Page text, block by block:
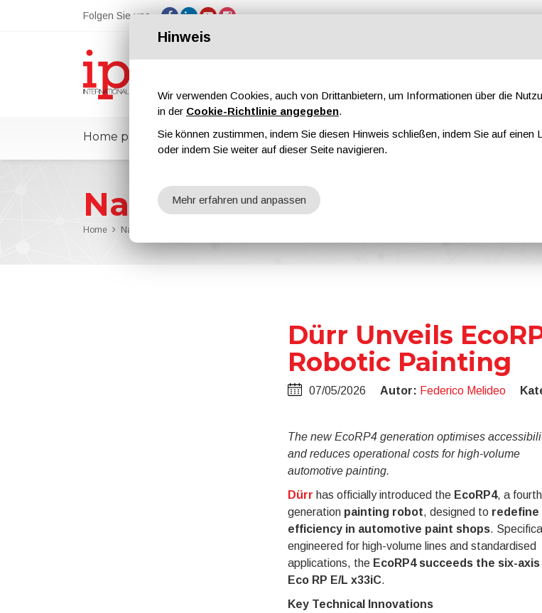
Folgen Sie uns
Home page ipcmPedia Nachrichten Messen Magazine
Nachrichten
Home Nachrichten
Dürr Unveils
Robotic Painting
07/05/2026 Autor: Federico Melideo
The new EcoRP4 generation optimises
and reduces operational costs for high-volume
automotive painting.
Dürr has officially introduced the EcoRP4, a
generation painting robot, designed to redefine
efficiency in automotive paint shops.
engineered for high-volume lines and standardised
applications, the EcoRP4 succeeds the six-axis
Eco RP E/L x33iC.
Key Technical Innovations
Hinweis
Wir verwenden Cookies, auch von Drittanbietern, um Informationen über die
in der Cookie-Richtlinie angegeben.
Sie können zustimmen, indem Sie diesen Hinweis schließen, indem Sie auf einen
oder indem Sie weiter auf dieser Seite navigieren.
Mehr erfahren und anpassen